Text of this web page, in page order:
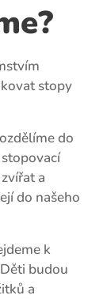
stopy
do
a
do našeho
k
budou
a